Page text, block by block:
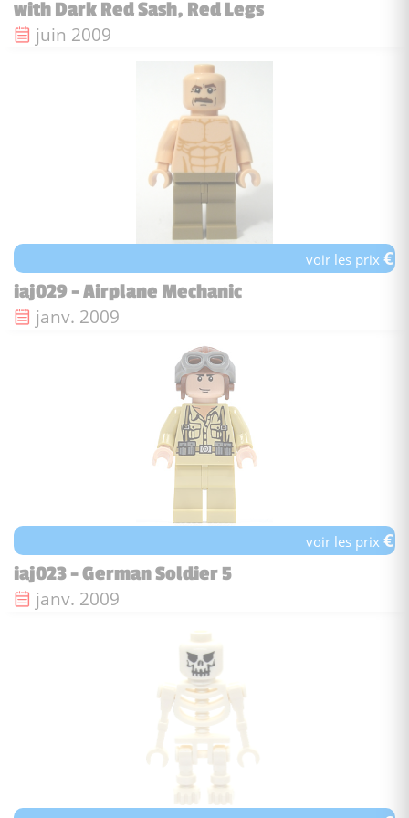
with Dark Red Sash, Red Legs
Date de sortie :
juin 2009
voir les prix€
iaj029 - Airplane Mechanic
Date de sortie :
janv. 2009
voir les prix€
iaj023 - German Soldier 5
Date de sortie :
janv. 2009